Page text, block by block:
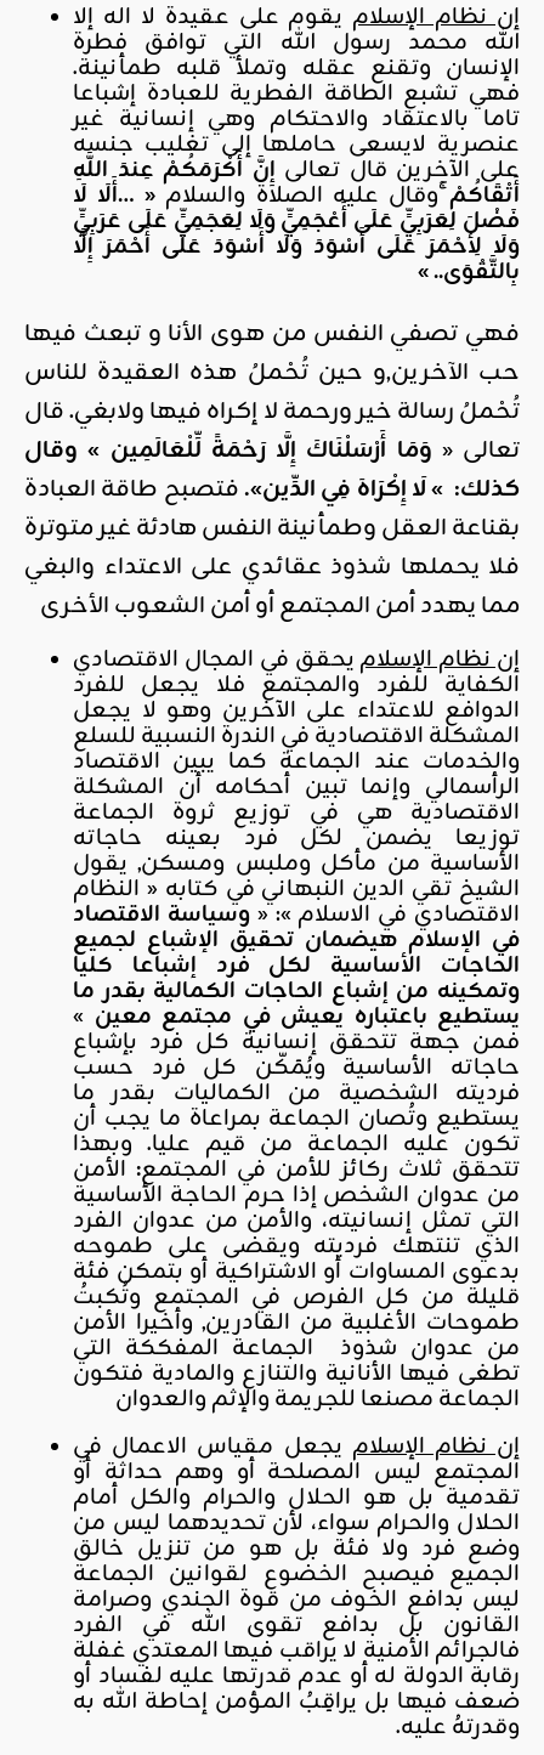
إن نظام الإسلام يقوم على عقيدة لا اله إلا
الله محمد رسول الله التي توافق فطرة
الإنسان وتقنع عقله وتملأ قلبه طمأنينة.
فهي تشبع الطاقة الفطرية للعبادة إشباعا
تاما بالاعتقاد والاحتكام وهي إنسانية غير
عنصرية لايسعى حاملها إلى تغليب جنسه
على الآخرين قال تعالى إِنَّ أَكْرَمَكُمْ عِندَ اللَّهِ
أَتْقَاكُمْ ۚوقال عليه الصلاة والسلام« …أَلَا لَا
فَضْلَ لِعَرَبِيٍّ عَلَى أَعْجَمِيٍّ وَلَا لِعَجَمِيٍّ عَلَى عَرَبِيٍّ
وَلَا لِأَحْمَرَ عَلَى أَسْوَدَ وَلَا أَسْوَدَ عَلَى أَحْمَرَ إِلَّا
بِالتَّقْوَى.. »
فهي تصفي النفس من هوى الأنا و تبعث فيها
حب الآخرين,و حين تُحْملُ هذه العقيدة للناس
تُحْملُ رسالة خير ورحمة لا إكراه فيها ولابغي. قال
تعالى « وَمَا أَرْسَلْنَاكَ إِلَّا رَحْمَةً لِّلْعَالَمِين » وقال
كذلك: » لَا إِكْرَاهَ فِي الدِّين».فتصبح طاقة العبادة
بقناعة العقل وطمأنينة النفس هادئة غير متوترة
فلا يحملها شذوذ عقائدي على الاعتداء والبغي
مما يهدد أمن المجتمع أو أمن الشعوب الأخرى
إن نظام الإسلام يحقق في المجال الاقتصادي
الكفاية للفرد والمجتمع فلا يجعل للفرد
الدوافع للاعتداء على الآخرين وهو لا يجعل
المشكلة الاقتصادية في الندرة النسبية للسلع
والخدمات عند الجماعة كما يبين الاقتصاد
الرأسمالي وإنما تبين أحكامه أن المشكلة
الاقتصادية هي في توزيع ثروة الجماعة
توزيعا يضمن لكل فرد بعينه حاجاته
الأساسية من مأكل وملبس ومسكن, يقول
الشيخ تقي الدين النبهاني في كتابه « النظام
الاقتصادي في الاسلام »: «وسياسة الاقتصاد
في الإسلام هيضمان تحقيق الإشباع لجميع
الحاجات الأساسية لكل فرد إشباعا كليا
وتمكينه من إشباع الحاجات الكمالية بقدر ما
يستطيع باعتباره يعيش في مجتمع معين »
فمن جهة تتحقق إنسانية كل فرد بإشباع
حاجاته الأساسية ويُمَكّن كل فرد حسب
فرديته الشخصية من الكماليات بقدر ما
يستطيع وتُصان الجماعة بمراعاة ما يجب أن
تكون عليه الجماعة من قيم عليا. وبهذا
تتحقق ثلاث ركائز للأمن في المجتمع: الأمن
من عدوان الشخص إذا حرم الحاجة الأساسية
التي تمثل إنسانيته، والأمن من عدوان الفرد
الذي تنتهك فرديته ويقضى على طموحه
بدعوى المساوات أو الاشتراكية أو بتمكن فئة
قليلة من كل الفرص في المجتمع وتُكبتُ
طموحات الأغلبية من القادرين, وأخيرا الأمن
من عدوان شذوذ الجماعة المفككة التي
تطغى فيها الأنانية والتنازع والمادية فتكون
الجماعة مصنعا للجريمة والإثم والعدوان
إن نظام الإسلام يجعل مقياس الاعمال في
المجتمع ليس المصلحة أو وهم حداثة أو
تقدمية بل هو الحلال والحرام والكل أمام
الحلال والحرام سواء، لأن تحديدهما ليس من
وضع فرد ولا فئة بل هو من تنزيل خالق
الجميع فيصبح الخضوع لقوانين الجماعة
ليس بدافع الخوف من قوة الجندي وصرامة
القانون بل بدافع تقوى الله في الفرد
فالجرائم الأمنية لا يراقب فيها المعتدي غفلة
رقابة الدولة له أو عدم قدرتها عليه لفساد أو
ضعف فيها بل يراقِبُ المؤمن إحاطة الله به
وقدرتهُ عليه.